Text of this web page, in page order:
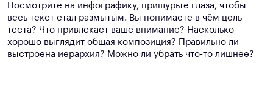
Посмотрите на инфографику, прищурьте глаза, чтобы
весь текст стал размытым. Вы понимаете в чём цель
теста? Что привлекает ваше внимание? Насколько
хорошо выглядит общая композиция? Правильно ли
выстроена иерархия? Можно ли убрать что-то лишнее?